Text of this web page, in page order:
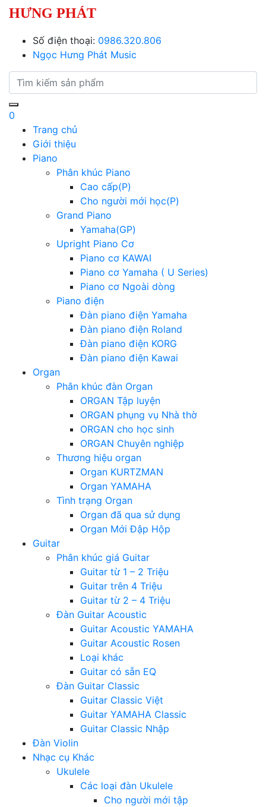
HƯNG PHÁT
Số điện thoại: 0986.320.806
Ngọc Hưng Phát Music
0
Trang chủ
Giới thiệu
Piano
Phân khúc Piano
Cao cấp(P)
Cho người mới học(P)
Grand Piano
Yamaha(GP)
Upright Piano Cơ
Piano cơ KAWAI
Piano cơ Yamaha ( U Series)
Piano cơ Ngoài dòng
Piano điện
Đàn piano điện Yamaha
Đàn piano điện Roland
Đàn piano điện KORG
Đàn piano điện Kawai
Organ
Phân khúc đàn Organ
ORGAN Tập luyện
ORGAN phụng vụ Nhà thờ
ORGAN cho học sinh
ORGAN Chuyên nghiệp
Thương hiệu organ
Organ KURTZMAN
Organ YAMAHA
Tình trạng Organ
Organ đã qua sử dụng
Organ Mới Đập Hộp
Guitar
Phân khúc giá Guitar
Guitar từ 1 – 2 Triệu
Guitar trên 4 Triệu
Guitar từ 2 – 4 Triệu
Đàn Guitar Acoustic
Guitar Acoustic YAMAHA
Guitar Acoustic Rosen
Loại khác
Guitar có sẵn EQ
Đàn Guitar Classic
Guitar Classic Việt
Guitar YAMAHA Classic
Guitar Classic Nhập
Đàn Violin
Nhạc cụ Khác
Ukulele
Các loại đàn Ukulele
Cho người mới tập